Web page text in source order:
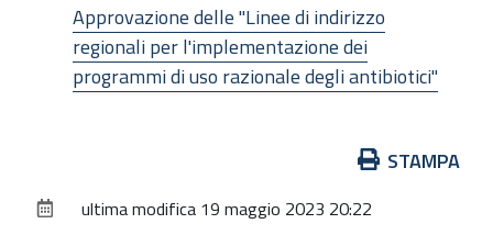
Approvazione delle "Linee di indirizzo
regionali per l'implementazione dei
programmi di uso razionale degli antibiotici"
documento
STAMPA
ultima modifica 19 maggio 2023 20:22